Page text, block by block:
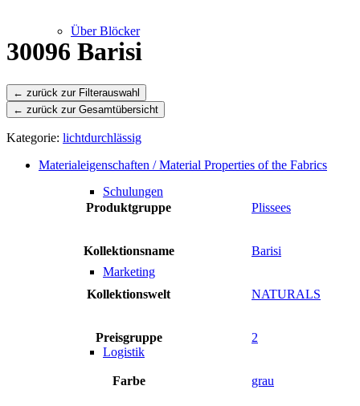
Über Blöcker
Leistungen
Schulungen
Marketing
Logistik
30096 Barisi
← zurück zur Gesamtübersicht
Kategorie: lichtdurchlässig
Materialeigenschaften / Material Properties of the Fabrics
Produktgruppe Plissees
Kollektionsname Barisi
Kollektionswelt NATURALS
Preisgruppe 2
Farbe grau